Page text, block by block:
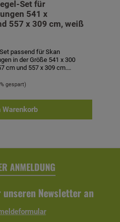
Set für
541 x
557 x 309 cm, weiß
passend für Skan
in der Größe 541 x 300
cm und 557 x 309 cm.
UV-stabilem, textilem
Laufhaken und
bei 40° C. Segel sind bei
gespart)
Warenkorb
ANMELDUNG
Newsletter an